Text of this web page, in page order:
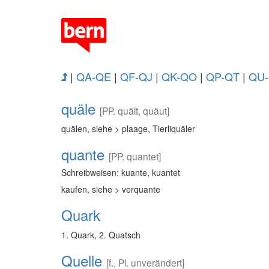
| QA-QE | QF-QJ | QK-QO | QP-QT |
quäle [PP. quält, quäut]
quälen, siehe > plaage, Tierliquäler
quante [PP. quantet]
Schreibweisen: kuante, kuantet
kaufen, siehe > verquante
Quark
1. Quark, 2. Quatsch
Quelle [f., Pl. unverändert]